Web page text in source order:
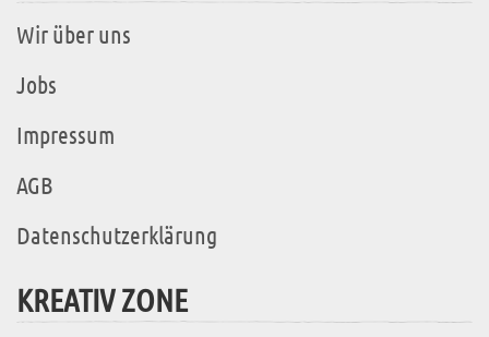
Wir über uns
Jobs
Impressum
AGB
Datenschutzerklärung
KREATIV ZONE